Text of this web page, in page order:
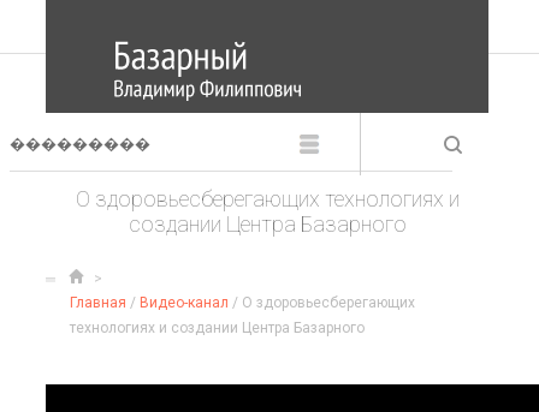
О здоровьесберегающих технологиях и
создании Центра Базарного
Главная / Видео-канал / О здоровьесберегающих
технологиях и создании Центра Базарного